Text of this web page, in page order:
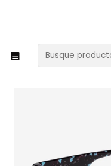
XMAS SALE
Lentes y
Lentes de Sol